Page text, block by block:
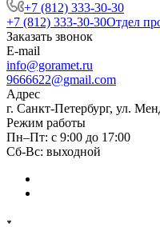
+7 (812) 333-30-30
+7 (812) 333-30-30Отдел
Заказать звонок
E-mail
info@goramet.ru
9666622@gmail.com
Адрес
г. Санкт-Петербург, ул.
Режим работы
Пн–Пт: с 9:00 до 17:00
Сб-Вс: выходной